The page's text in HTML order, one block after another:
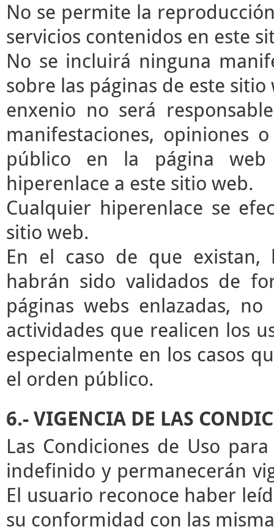
No se permite la
servicios contenidos en este
No se incluirá ninguna
sobre las páginas de este sitio
enxenio no será
manifestaciones, opiniones
público en la página
hiperenlace a este sitio web.
Cualquier hiperenlace se
sitio web.
En el caso de que existan,
habrán sido validados de
páginas webs enlazadas,
actividades que realicen los
especialmente en los casos
el orden público.
6.- VIGENCIA DE LAS
Las Condiciones de Uso
indefinido y permanecerán
El usuario reconoce haber
su conformidad con las